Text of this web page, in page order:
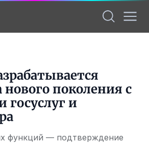
поколения с
и
функций — подтверждение